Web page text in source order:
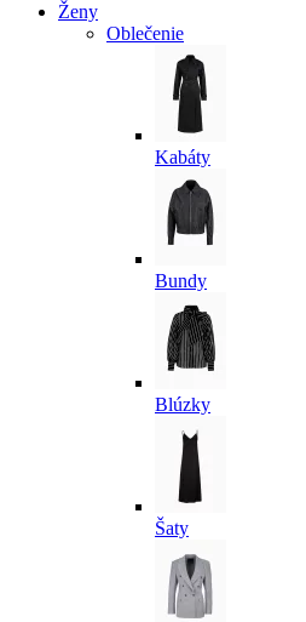
Ženy
Oblečenie
Kabáty
Bundy
Blúzky
Šaty